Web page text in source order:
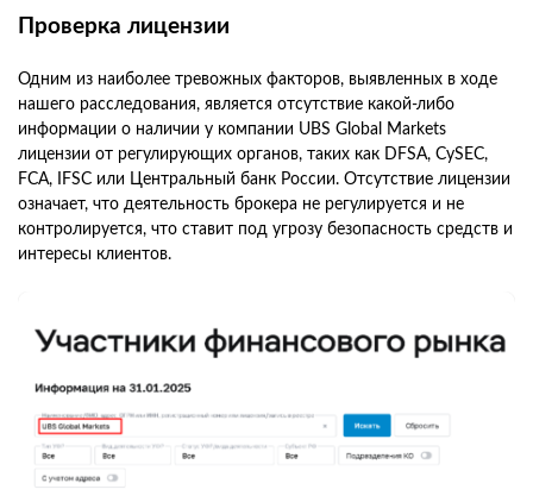
Проверка лицензии
Одним из наиболее тревожных факторов, выявленных в ходе
нашего расследования, является отсутствие какой-либо
информации о наличии у компании UBS Global Markets
лицензии от регулирующих органов, таких как DFSA, CySEC,
FCA, IFSC или Центральный банк России. Отсутствие лицензии
означает, что деятельность брокера не регулируется и не
контролируется, что ставит под угрозу безопасность средств и
интересы клиентов.